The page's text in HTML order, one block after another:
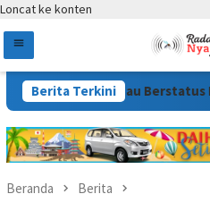
Loncat ke konten
Berita Terkini
Air Merbau Berstatus Mitra
Beranda Berita